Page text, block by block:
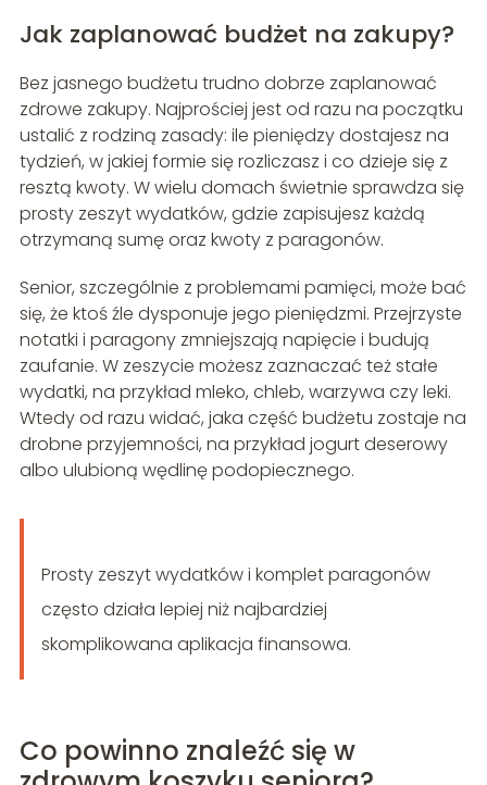
Jak zaplanować budżet na zakupy?
Bez jasnego budżetu trudno dobrze zaplanować
zdrowe zakupy. Najprościej jest od razu na początku
ustalić z rodziną zasady: ile pieniędzy dostajesz na
tydzień, w jakiej formie się rozliczasz i co dzieje się z
resztą kwoty. W wielu domach świetnie sprawdza się
prosty zeszyt wydatków, gdzie zapisujesz każdą
otrzymaną sumę oraz kwoty z paragonów.
Senior, szczególnie z problemami pamięci, może bać
się, że ktoś źle dysponuje jego pieniędzmi. Przejrzyste
notatki i paragony zmniejszają napięcie i budują
zaufanie. W zeszycie możesz zaznaczać też stałe
wydatki, na przykład mleko, chleb, warzywa czy leki.
Wtedy od razu widać, jaka część budżetu zostaje na
drobne przyjemności, na przykład jogurt deserowy
albo ulubioną wędlinę podopiecznego.
Prosty zeszyt wydatków i komplet paragonów
często działa lepiej niż najbardziej
skomplikowana aplikacja finansowa.
Co powinno znaleźć się w